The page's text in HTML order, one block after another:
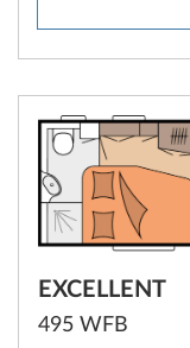
EXCELLENT
495 WFB